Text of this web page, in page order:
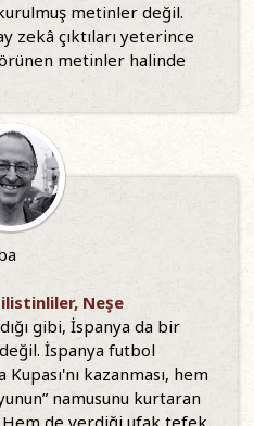
metinler değil.
zekâ çıktıları yeterince
metinler halinde
Neşe
gibi, İspanya da bir
İspanya futbol
Kupası'nı kazanması, hem
namusunu kurtaran
Hem de verdiği ufak tefek